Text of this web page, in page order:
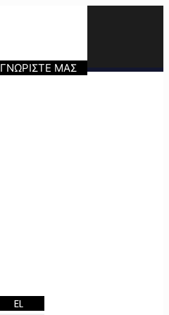
ΓΝΩΡΙΣΤΕ ΜΑΣ
EL